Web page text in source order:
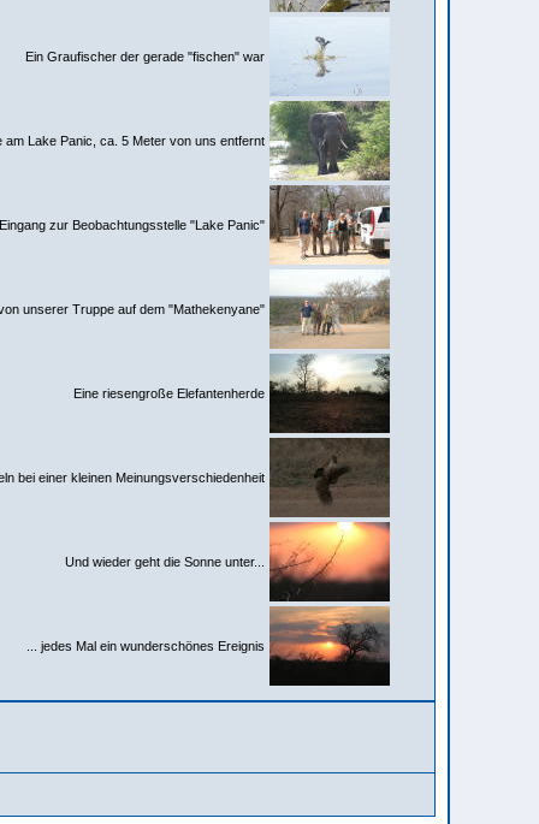
Ein Graufischer der gerade "fischen" war
am Lake Panic, ca. 5 Meter von uns entfernt
zur Beobachtungsstelle "Lake Panic"
unserer Truppe auf dem "Mathekenyane"
Eine riesengroße Elefantenherde
bei einer kleinen Meinungsverschiedenheit
Und wieder geht die Sonne unter...
... jedes Mal ein wunderschönes Ereignis